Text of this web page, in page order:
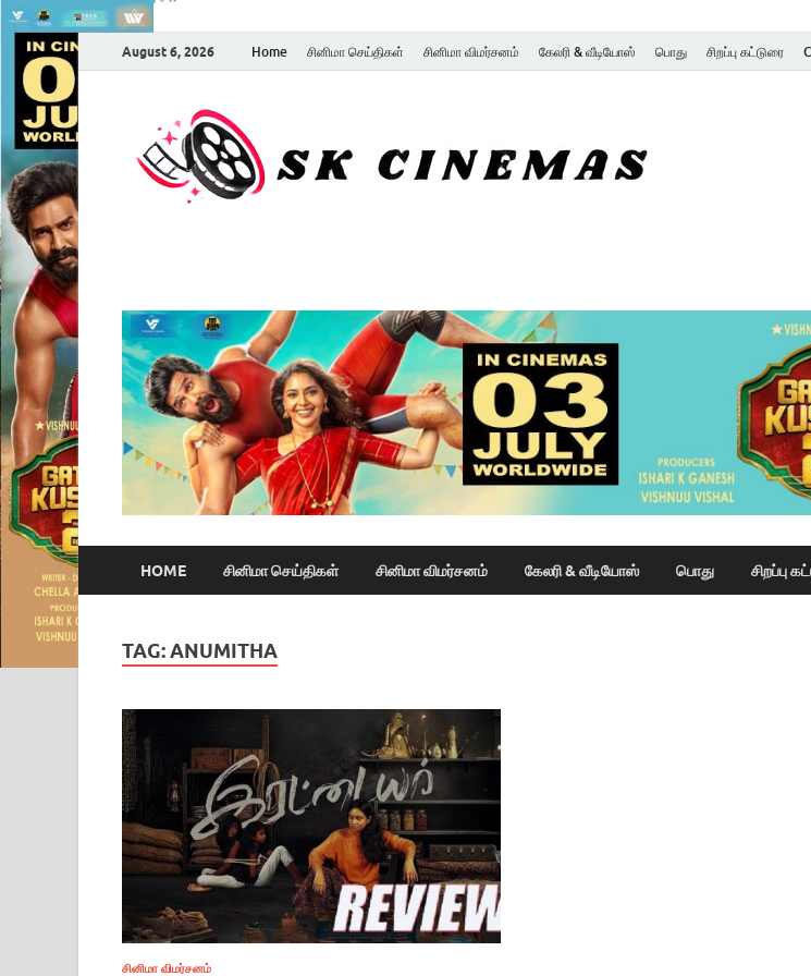
August 6, 2026 Home சினிமா செய்திகள் சினிமா விமர்சனம் கேலரி & வீடியோஸ் பொது சிறப்பு கட்டுரை
HOME சினிமா செய்திகள் சினிமா விமர்சனம் கேலரி & வீடியோஸ் பொது சிறப்பு
TAG:ANUMITHA
சினிமா விமர்சனம்